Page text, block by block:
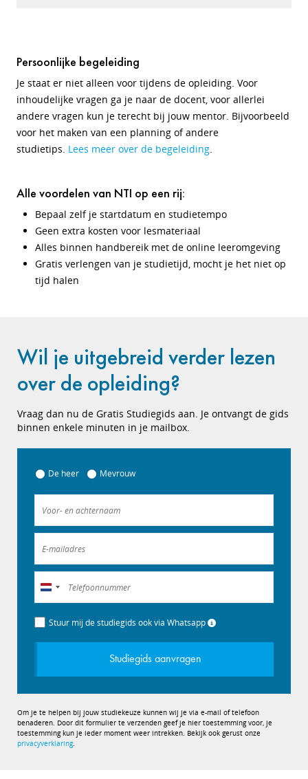
Persoonlijke begeleiding
Je staat er niet alleen voor tijdens de opleiding. Voor
inhoudelijke vragen ga je naar de docent, voor allerlei
andere vragen kun je terecht bij jouw mentor. Bijvoorbeeld
voor het maken van een planning of andere
studietips. Lees meer over de begeleiding.
Alle voordelen van NTI op een rij:
Bepaal zelf je startdatum en studietempo
Geen extra kosten voor lesmateriaal
Alles binnen handbereik met de online leeromgeving
Gratis verlengen van je studietijd, mocht je het niet op
tijd halen
Wil je uitgebreid verder lezen
over de opleiding?
Vraag dan nu de Gratis Studiegids aan. Je ontvangt de gids
binnen enkele minuten in je mailbox.
De heer Mevrouw
Nederland
+31
Stuur mij de studiegids ook via Whatsapp
Studiegids aanvragen
Om je te helpen bij jouw studiekeuze kunnen wij je via e-mail of telefoon
benaderen. Door dit formulier te verzenden geef je hier toestemming voor, je
toestemming kun je ieder moment weer intrekken. Bekijk ook gerust onze
privacyverklaring.